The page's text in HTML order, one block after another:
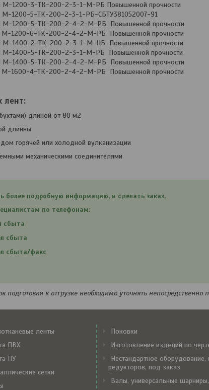
М-1200-3-ТК-200-2-3-1-М-РБ Повышенной прочности
М-1200-5-ТК-200-2-3-1-РБ-СБТУ381052007-91
М-1200-5-ТК-200-2-4-2-М-РБ Повышенной прочности
М-1200-6-ТК-200-2-4-2-М-РБ Повышенной прочности
М-1400-2-ТК-200-2-3-1-М-НБ Повышенной прочности
М-1400-5-ТК-200-2-3-1-М-РБ Повышенной прочности
М-1400-5-ТК-200-2-4-2-М-РБ Повышенной прочности
М-1600-4-ТК-200-2-4-2-М-РБ Повышенной прочности
лент:
длиной от 80 м2
длинны
горячей или холодной вулканизации
механическими соединителями
более подробную информацию, и сделать заказ,
по телефонам:
сбыта
сбыта
сбыта/факс
подготовки к отгрузке необходимо уточнять непосредственно
ленты
ПВХ
ПУ
сетки
Поковки
Изготовление изделий по
Нестандартное оборудование,
редукторов, под заказ
Валы, универсальные